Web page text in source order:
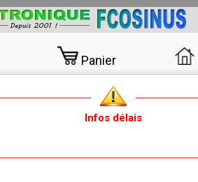
Panier
Infos délais